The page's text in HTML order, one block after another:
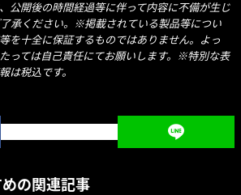
公開後の時間経過等に伴って内容に不備が生じ
承ください。※掲載されている製品等につい
を十全に保証するものではありません。よっ
っては自己責任にてお願いします。※特別な表
は税込です。
の関連記事